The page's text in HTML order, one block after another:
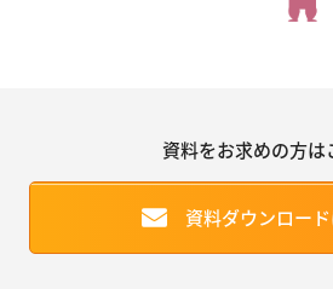
資料をお求めの方は
資料ダウンロー